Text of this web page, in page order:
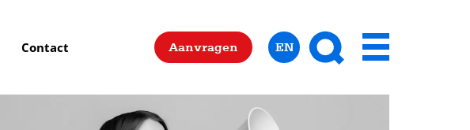
Contact Aanvragen EN
Zoeken
Menu